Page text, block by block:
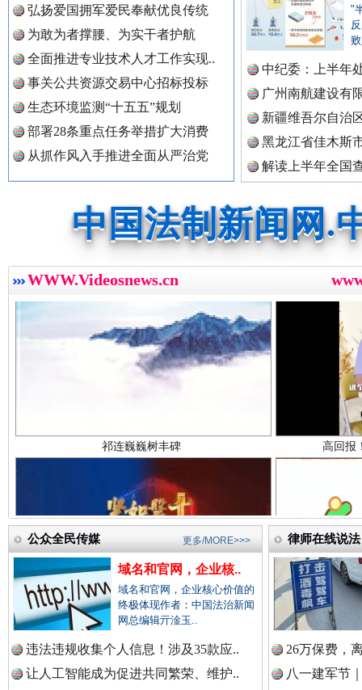
弘扬爱国拥军爱民奉献优良传统
为敢为者撑腰、为实干者护航
全面推进专业技术人才工作实现..
事关公共资源交易中心招标投标
生态环境监测“十五五”规划
部署28条重点任务举措扩大消费
从抓作风入手推进全面从严治党
"
中纪委：上半年
广州南航建设有
新疆维吾尔自治
黑龙江省佳木斯
解读上半年全国
中国公民新闻网.
中国公共新闻网.
中国法制新闻网.
中国法治新闻网.
中国法院新闻网.
中国检察新闻网.
中国医药新闻网.
中国企业新闻网.
中国农业新闻网.
WWW.Videosnews.cn
三年瞒报超千万 隐匿收入偷税被查处..
祁连巍巍树丰碑 高回
一枚“钉子”竟然扎入要害部门
公众全民传媒
域名和官网，企业核..
域名和官网，企业核心价值的
终极体现作者：中国法治新闻
网总编辑亓淦玉..
违法违规收集个人信息！涉及35款应..
让人工智能成为促进共同繁荣、维护..
更多/MORE>>> 律师在线说法
26万保费，
八一建军节